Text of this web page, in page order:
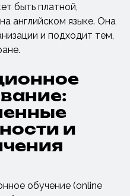
быть платной,
английском языке. Она
и подходит тем,
и
обучение (online